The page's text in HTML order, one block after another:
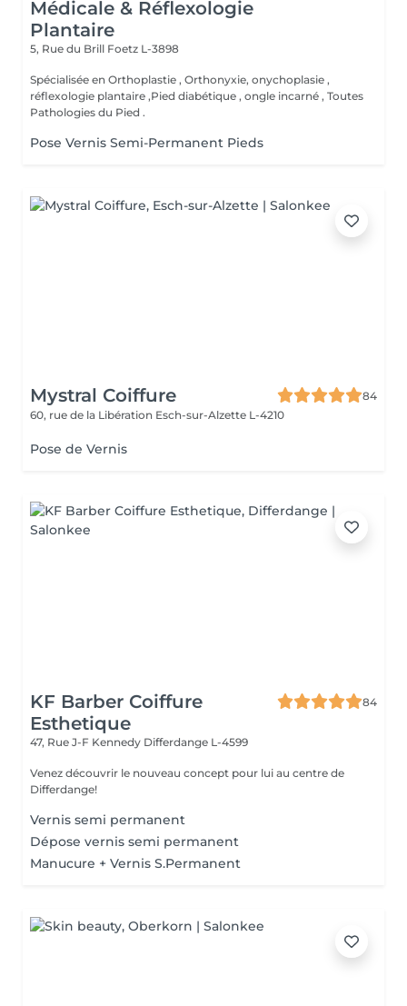
Médicale & Réflexologie
Plantaire
5, Rue du Brill Foetz L-3898
Spécialisée en Orthoplastie , Orthonyxie, onychoplasie ,
réflexologie plantaire ,Pied diabétique , ongle incarné , Toutes
Pathologies du Pied .
Pose Vernis Semi-Permanent Pieds
Mystral Coiffure
84
60, rue de la Libération Esch-sur-Alzette L-4210
Pose de Vernis
KF Barber Coiffure
Esthetique
84
47, Rue J-F Kennedy Differdange L-4599
Venez découvrir le nouveau concept pour lui au centre de
Differdange!
Vernis semi permanent
Dépose vernis semi permanent
Manucure + Vernis S.Permanent